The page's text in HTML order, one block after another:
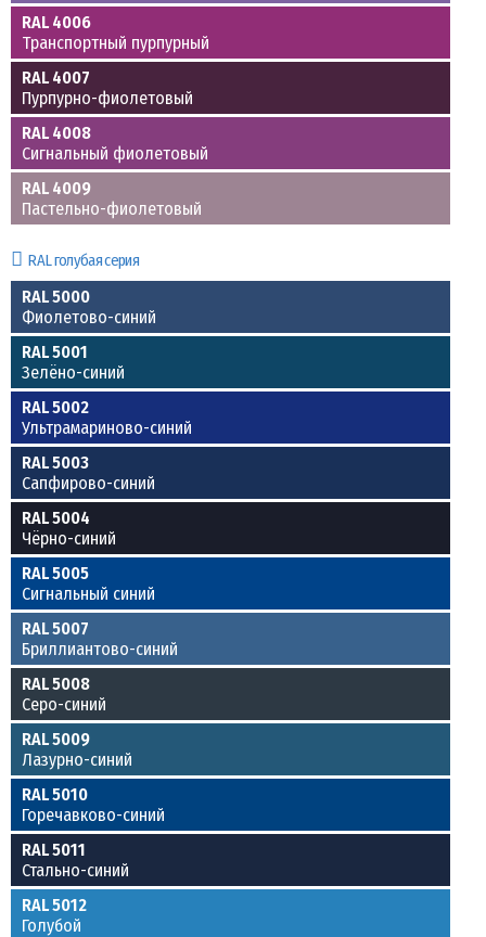
RAL 4006
Транспортный пурпурный
RAL 4007
Пурпурно-фиолетовый
RAL 4008
Сигнальный фиолетовый
RAL 4009
Пастельно-фиолетовый
RAL голубая серия
RAL 5000
Фиолетово-синий
RAL 5001
Зелёно-синий
RAL 5002
Ультрамариново-синий
RAL 5003
Сапфирово-синий
RAL 5004
Чёрно-синий
RAL 5005
Сигнальный синий
RAL 5007
Бриллиантово-синий
RAL 5008
Серо-синий
RAL 5009
Лазурно-синий
RAL 5010
Горечавково-синий
RAL 5011
Стально-синий
RAL 5012
Голубой